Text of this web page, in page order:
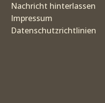
Nachricht hinterlassen
Impressum
Datenschutzrichtlinien